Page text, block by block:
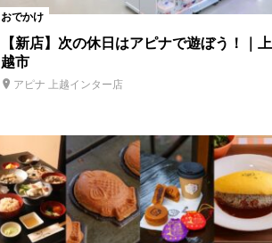
おでかけ
【新店】次の休日はアピナで遊ぼう！｜上
越市
アピナ 上越インター店